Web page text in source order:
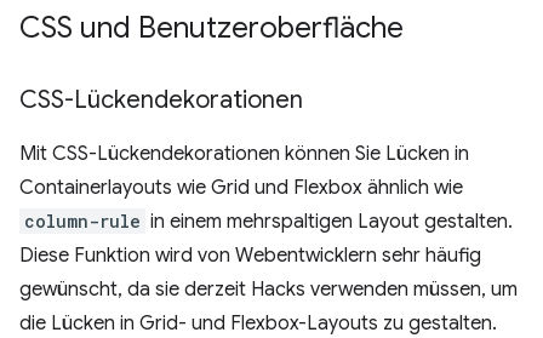
CSS und Benutzeroberfläche
CSS-Lückendekorationen
Mit CSS-Lückendekorationen können Sie Lücken in
Containerlayouts wie Grid und Flexbox ähnlich wie
column-rule in einem mehrspaltigen Layout gestalten.
Diese Funktion wird von Webentwicklern sehr häufig
gewünscht, da sie derzeit Hacks verwenden müssen, um
die Lücken in Grid- und Flexbox-Layouts zu gestalten.